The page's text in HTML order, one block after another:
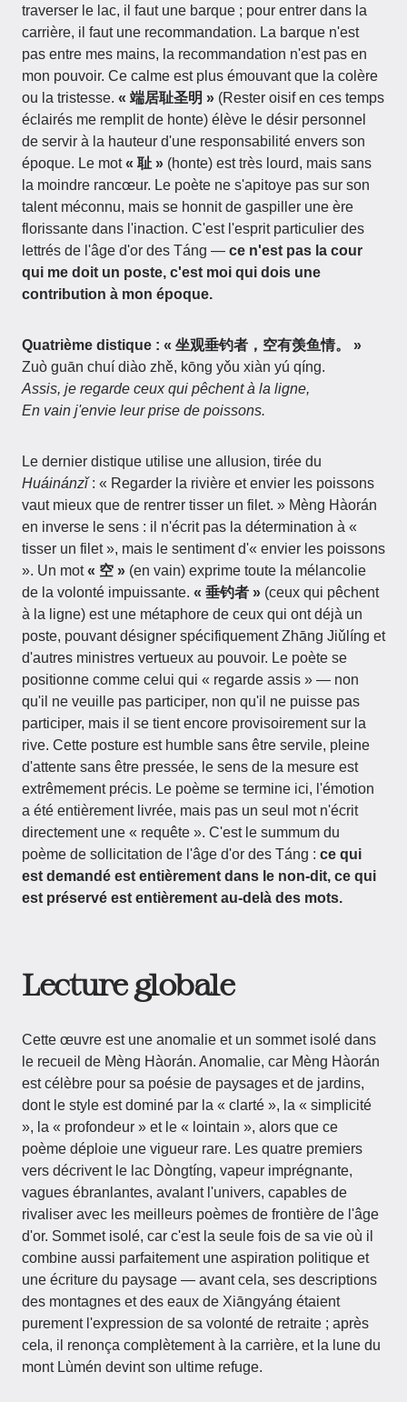
traverser le lac, il faut une barque ; pour entrer dans la
carrière, il faut une recommandation. La barque n'est
pas entre mes mains, la recommandation n'est pas en
mon pouvoir. Ce calme est plus émouvant que la colère
ou la tristesse. « 端居耻圣明 » (Rester oisif en ces temps
éclairés me remplit de honte) élève le désir personnel
de servir à la hauteur d'une responsabilité envers son
époque. Le mot« 耻 » (honte) est très lourd, mais sans
la moindre rancœur. Le poète ne s'apitoye pas sur son
talent méconnu, mais se honnit de gaspiller une ère
florissante dans l'inaction. C'est l'esprit particulier des
lettrés de l'âge d'or des Táng — ce n'est pas la cour
qui me doit un poste, c'est moi qui dois une
contribution à mon époque.
Quatrième distique : « 坐观垂钓者，空有羡鱼情。 »
Zuò guān chuí diào zhě, kōng yǒu xiàn yú qíng.
Assis, je regarde ceux qui pêchent à la ligne,
En vain j'envie leur prise de poissons.
Le dernier distique utilise une allusion, tirée du
Huáinánzǐ: « Regarder la rivière et envier les poissons
vaut mieux que de rentrer tisser un filet. » Mèng Hàorán
en inverse le sens : il n'écrit pas la détermination à «
tisser un filet », mais le sentiment d'« envier les poissons
». Un mot« 空 » (en vain) exprime toute la mélancolie
de la volonté impuissante. « 垂钓者 » (ceux qui pêchent
à la ligne) est une métaphore de ceux qui ont déjà un
poste, pouvant désigner spécifiquement Zhāng Jiǔlíng et
d'autres ministres vertueux au pouvoir. Le poète se
positionne comme celui qui « regarde assis » — non
qu'il ne veuille pas participer, non qu'il ne puisse pas
participer, mais il se tient encore provisoirement sur la
rive. Cette posture est humble sans être servile, pleine
d'attente sans être pressée, le sens de la mesure est
extrêmement précis. Le poème se termine ici, l'émotion
a été entièrement livrée, mais pas un seul mot n'écrit
directement une « requête ». C'est le summum du
poème de sollicitation de l'âge d'or des Táng : ce qui
est demandé est entièrement dans le non-dit, ce qui
est préservé est entièrement au-delà des mots.
Lecture globale
Cette œuvre est une anomalie et un sommet isolé dans
le recueil de Mèng Hàorán. Anomalie, car Mèng Hàorán
est célèbre pour sa poésie de paysages et de jardins,
dont le style est dominé par la « clarté », la « simplicité
», la « profondeur » et le « lointain », alors que ce
poème déploie une vigueur rare. Les quatre premiers
vers décrivent le lac Dòngtíng, vapeur imprégnante,
vagues ébranlantes, avalant l'univers, capables de
rivaliser avec les meilleurs poèmes de frontière de l'âge
d'or. Sommet isolé, car c'est la seule fois de sa vie où il
combine aussi parfaitement une aspiration politique et
une écriture du paysage — avant cela, ses descriptions
des montagnes et des eaux de Xiāngyáng étaient
purement l'expression de sa volonté de retraite ; après
cela, il renonça complètement à la carrière, et la lune du
mont Lùmén devint son ultime refuge.